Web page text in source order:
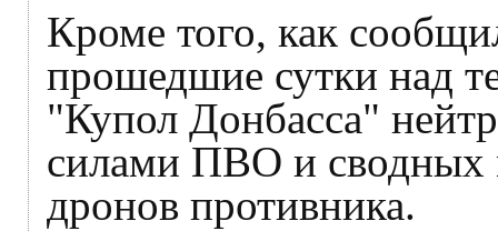
Кроме того, как
прошедшие сутки над
"Купол Донбасса"
силами ПВО и сводных
дронов противника.